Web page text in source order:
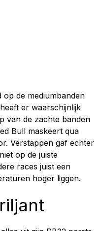
op de mediumbanden
er waarschijnlijk
van de zachte banden
Bull maskeert qua
Verstappen gaf echter
op de juiste
races juist een
hoger liggen.